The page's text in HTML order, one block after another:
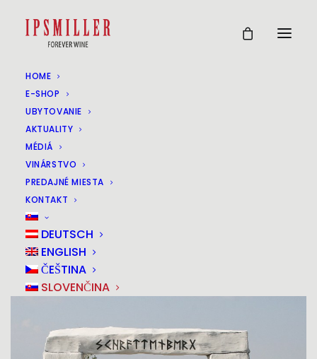
HOME
E-SHOP
UBYTOVANIE
AKTUALITY
MÉDIÁ
VINÁRSTVO
PREDAJNÉ MIESTA
KONTAKT
DEUTSCH
ENGLISH
ČEŠTINA
SLOVENČINA
WANDERUNG ENTLANG
DER GRENZE MIT HELMUT
KAUFMANN
15
MAI